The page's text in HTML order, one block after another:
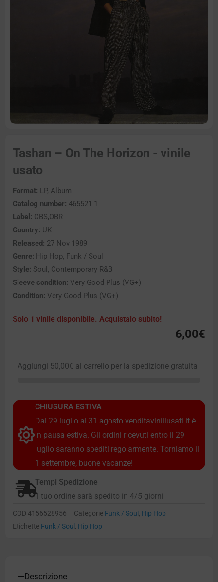
Tashan – On The Horizon - vinile
usato
Format: LP, Album
Catalog number: 465521 1
Label: CBS,OBR
Country: UK
Released: 27 Nov 1989
Genre: Hip Hop, Funk / Soul
Style: Soul, Contemporary R&B
Sleeve condition: Very Good Plus (VG+)
Condition: Very Good Plus (VG+)
Solo 1 vinile disponibile. Acquistalo subito!
6,00€
Aggiungi 50,00€ al carrello per la spedizione gratuita
CHIUSURA ESTIVA
Dal 29 luglio al 31 agosto venditaviniliusati.it è
in pausa estiva. Gli ordini ricevuti entro il 29
luglio saranno spediti regolarmente. Torniamo il
1 settembre, buone vacanze!
Tempi Spedizione
Il tuo ordine sarà spedito in 4/5 giorni
COD 4156528956 Categorie Funk / Soul , Hip Hop
Etichette Funk / Soul , Hip Hop
Descrizione